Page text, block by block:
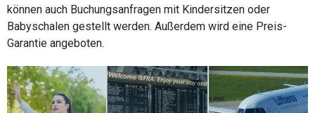
können auch Buchungsanfragen mit Kindersitzen oder
Babyschalen gestellt werden. Außerdem wird eine Preis-
Garantie angeboten.